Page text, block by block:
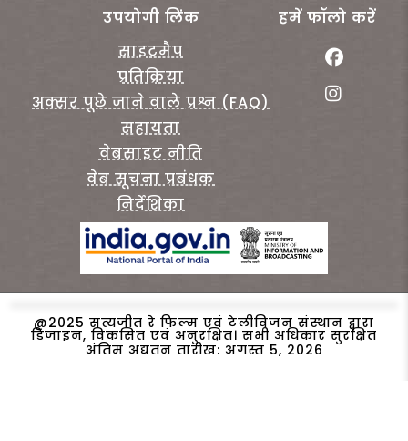
उपयोगी लिंक
साइटमैप
प्रतिक्रिया
अक्सर पूछे जाने वाले प्रश्न (FAQ)
सहायता
वेबसाइट नीति
वेब सूचना प्रबंधक
निर्देशिका
हमें फॉलो करें
@2025 सत्यजीत रे फिल्म एवं टेलीविजन संस्थान द्वारा
डिजाइन, विकसित एवं अनुरक्षित। सभी अधिकार सुरक्षित
अंतिम अद्यतन तारीख: अगस्त 5, 2026